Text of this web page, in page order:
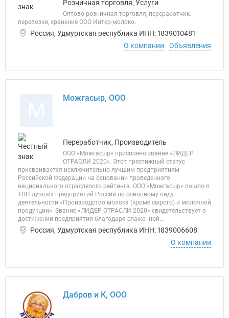
Розничная торговля, Услуги
Оптово-розничная торговля, переработчик,
перевозки, хранение ООО Интер-молоко.
Россия, Удмуртская республика ИНН: 1839010481
О компании
Объявления
Можгасыр, ООО
Переработчик, Производитель
ООО «Можгасыр» присвоено звание «ЛИДЕР
ОТРАСЛИ 2020». Этот престижный статус
присваивается исключительно лучшим предприятиям
Российской Федерации на основании проведенного
национального отраслевого рейтинга. ООО «Можгасыр» вошло в
ТОП лучших предприятий России по основному виду
деятельности «Производство молока (кроме сырого) и молочной
продукции». Звание «ЛИДЕР ОТРАСЛИ 2020» свидетельствует о
достижении предприятия благодаря слаженной...
Россия, Удмуртская республика ИНН: 1839006608
О компании
Дабров и К, ООО